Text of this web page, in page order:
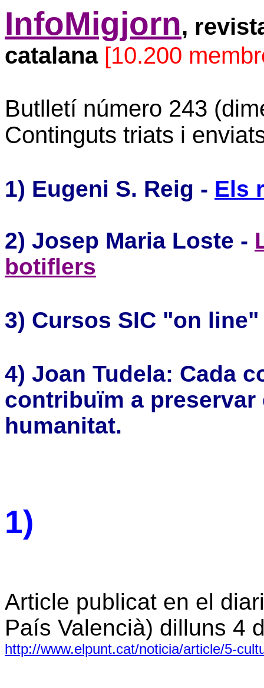
InfoMigjorn,
catalana [10.200
Butlletí número 243
Continguts triats i
1) Eugeni S. Reig - Els
2) Josep Maria Loste -
botiflers
3) Cursos SIC "on line"
4) Joan Tudela: Cada
contribuïm a
humanitat.
1)
Article publicat en el
País Valencià) dilluns 4
http://www.elpunt.cat/noticia/article/5-